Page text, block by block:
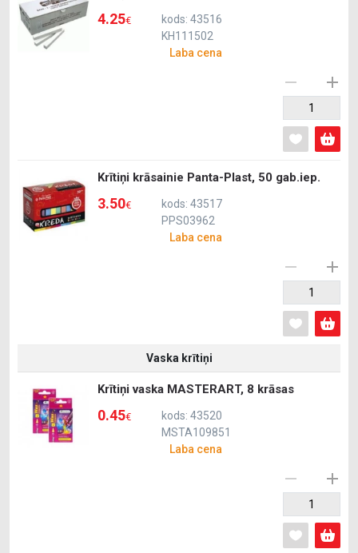
4.25€
kods: 43516
KH111502
Laba cena
Krītiņi krāsainie Panta-Plast, 50 gab.iep.
3.50€
kods: 43517
PPS03962
Laba cena
Vaska krītiņi
Krītiņi vaska MASTERART, 8 krāsas
0.45€
kods: 43520
MSTA109851
Laba cena